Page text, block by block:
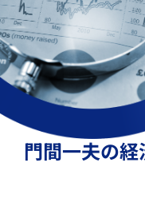
門間一夫の経